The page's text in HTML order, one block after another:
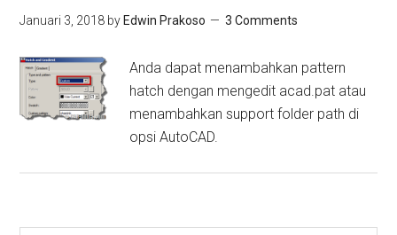
Januari 3, 2018 by Edwin Prakoso 3 Comments
Anda dapat menambahkan pattern
hatch dengan mengedit acad.pat atau
menambahkan support folder path di
opsi AutoCAD.